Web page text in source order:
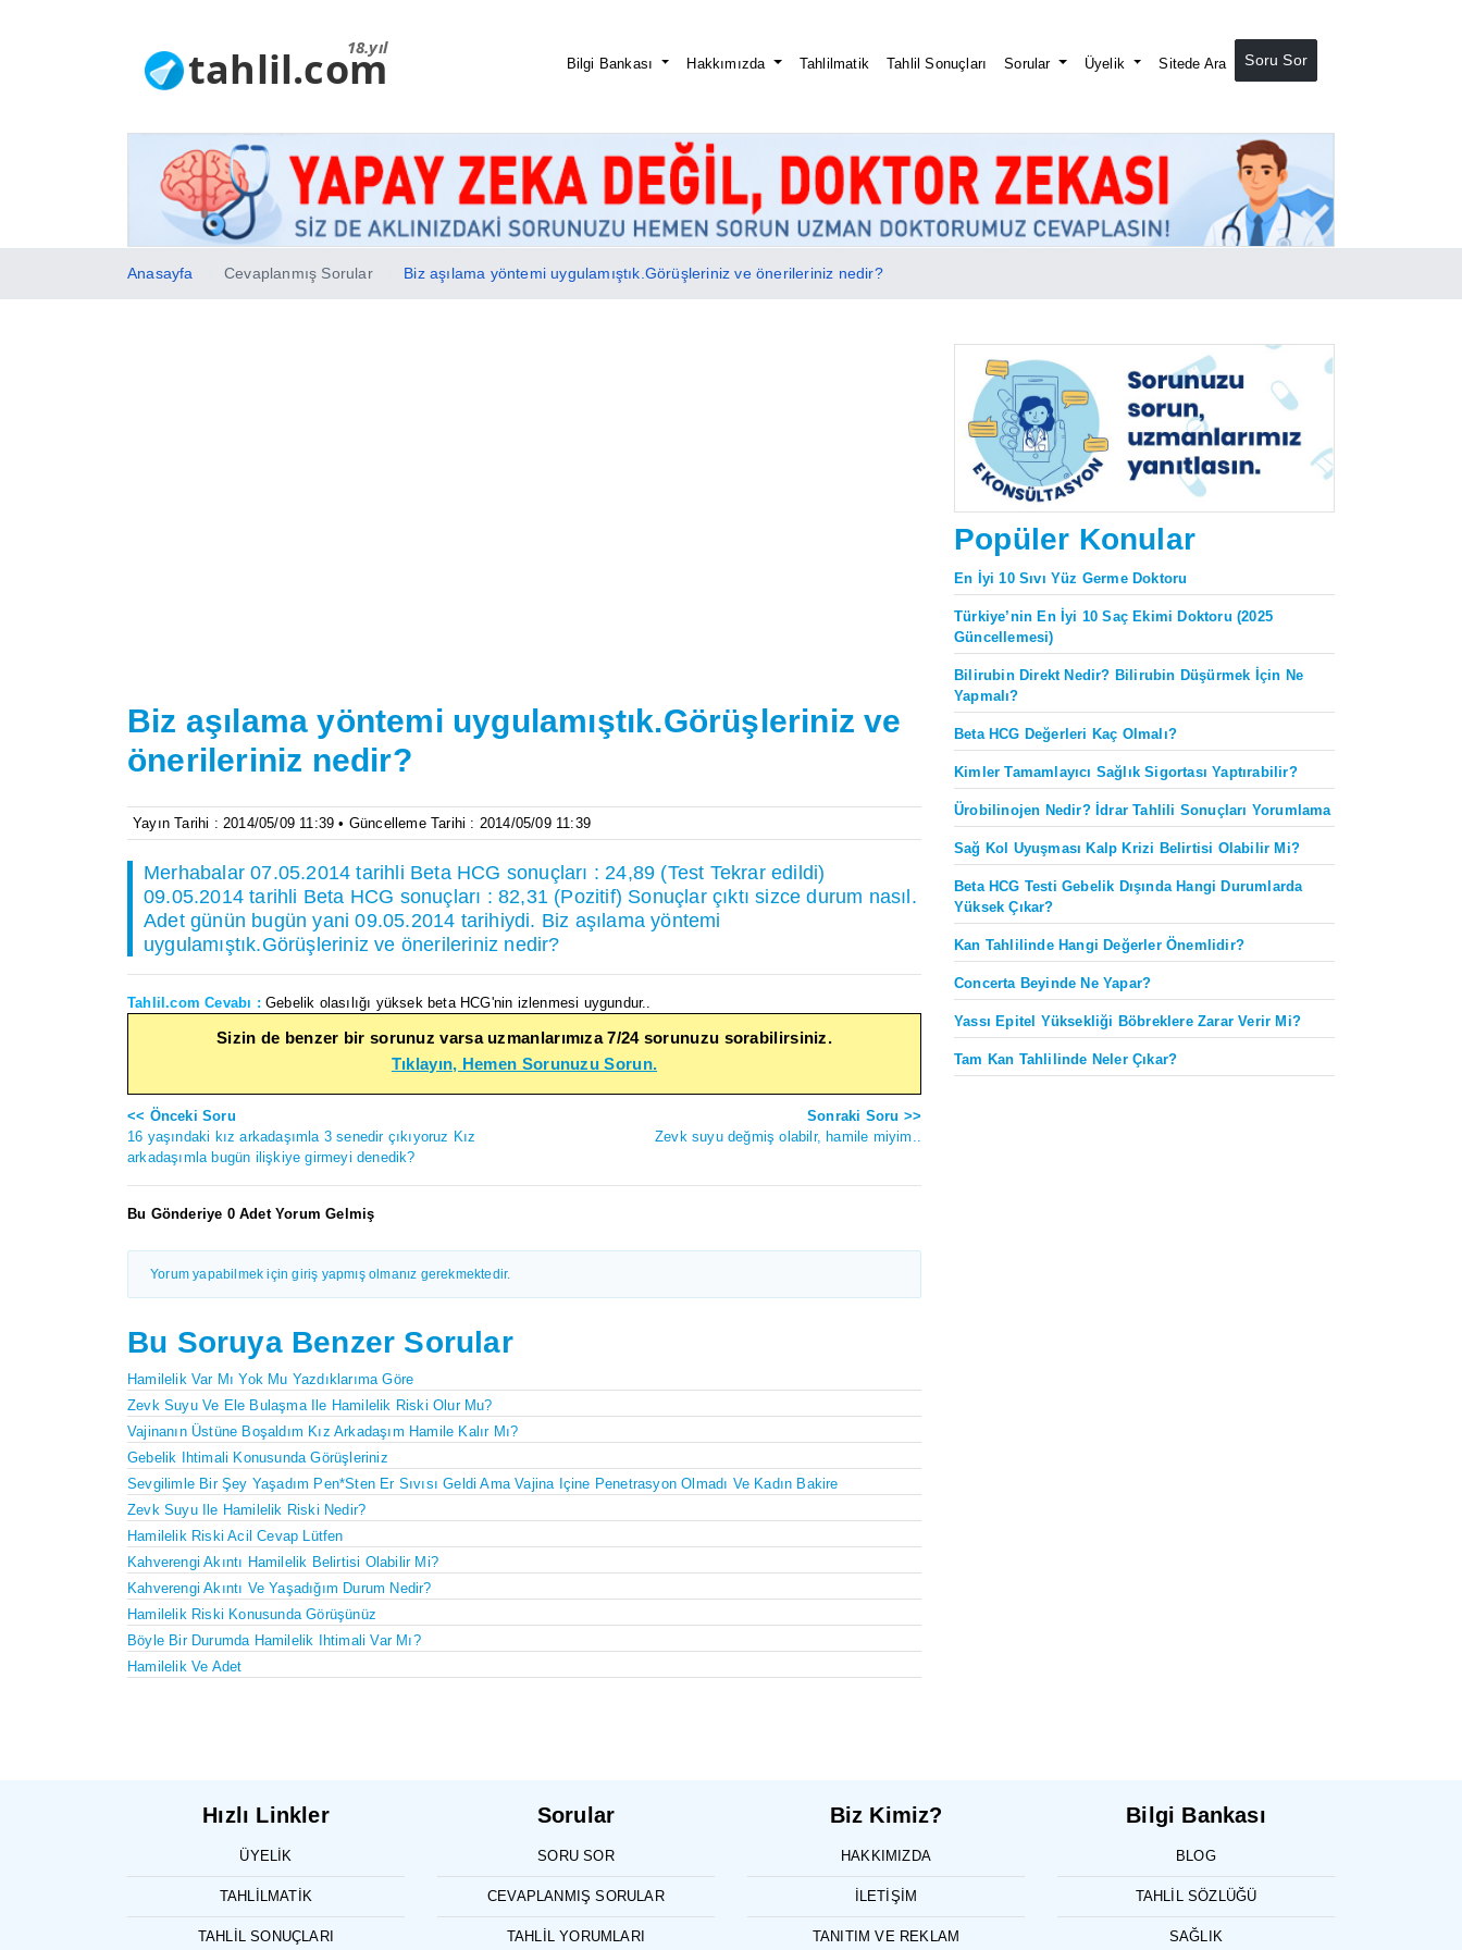
18.yıl
tahlil.com Bilgi Bankası Hakkımızda Tahlilmatik Tahlil Sonuçları Sorular Üyelik Sitede Ara Soru Sor
Anasayfa Cevaplanmış Sorular Biz aşılama yöntemi uygulamıştık.Görüşleriniz ve önerileriniz nedir?
Biz aşılama yöntemi uygulamıştık.Görüşleriniz ve
önerileriniz nedir?
Yayın Tarihi : 2014/05/09 11:39 • Güncelleme Tarihi : 2014/05/09 11:39
Merhabalar 07.05.2014 tarihli Beta HCG sonuçları : 24,89 (Test Tekrar edildi)
09.05.2014 tarihli Beta HCG sonuçları : 82,31 (Pozitif) Sonuçlar çıktı sizce durum nasıl.
Adet günün bugün yani 09.05.2014 tarihiydi. Biz aşılama yöntemi
uygulamıştık.Görüşleriniz ve önerileriniz nedir?
Tahlil.com Cevabı : Gebelik olasılığı yüksek beta HCG'nin izlenmesi uygundur..
Sizin de benzer bir sorunuz varsa uzmanlarımıza 7/24 sorunuzu sorabilirsiniz.
Tıklayın, Hemen Sorunuzu Sorun.
<< Önceki Soru
16 yaşındaki kız arkadaşımla 3 senedir çıkıyoruz Kız
arkadaşımla bugün ilişkiye girmeyi denedik?
Sonraki Soru >>
Zevk suyu değmiş olabilr, hamile miyim..
Bu Gönderiye 0 Adet Yorum Gelmiş
Yorum yapabilmek için giriş yapmış olmanız gerekmektedir.
Bu Soruya Benzer Sorular
Hamilelik Var Mı Yok Mu Yazdıklarıma Göre
Zevk Suyu Ve Ele Bulaşma Ile Hamilelik Riski Olur Mu?
Vajinanın Üstüne Boşaldım Kız Arkadaşım Hamile Kalır Mı?
Gebelik Ihtimali Konusunda Görüşleriniz
Sevgilimle Bir Şey Yaşadım Pen*sten Er Sıvısı Geldi Ama Vajina Içine Penetrasyon Olmadı Ve Kadın Bakire
Zevk Suyu Ile Hamilelik Riski Nedir?
Hamilelik Riski Acil Cevap Lütfen
Kahverengi Akıntı Hamilelik Belirtisi Olabilir Mi?
Kahverengi Akıntı Ve Yaşadığım Durum Nedir?
Hamilelik Riski Konusunda Görüşünüz
Böyle Bir Durumda Hamilelik Ihtimali Var Mı?
Hamilelik Ve Adet
Popüler Konular
En İyi 10 Sıvı Yüz Germe Doktoru
Türkiye’nin En İyi 10 Saç Ekimi Doktoru (2025
Güncellemesi)
Bilirubin Direkt Nedir? Bilirubin Düşürmek İçin Ne
Yapmalı?
Beta HCG Değerleri Kaç Olmalı?
Kimler Tamamlayıcı Sağlık Sigortası Yaptırabilir?
Ürobilinojen Nedir? İdrar Tahlili Sonuçları Yorumlama
Sağ Kol Uyuşması Kalp Krizi Belirtisi Olabilir Mi?
Beta HCG Testi Gebelik Dışında Hangi Durumlarda
Yüksek Çıkar?
Kan Tahlilinde Hangi Değerler Önemlidir?
Concerta Beyinde Ne Yapar?
Yassı Epitel Yüksekliği Böbreklere Zarar Verir Mi?
Tam Kan Tahlilinde Neler Çıkar?
Hızlı Linkler
ÜYELIK
TAHLILMATIK
TAHLIL SONUÇLARI
Sorular
SORU SOR
CEVAPLANMIŞ SORULAR
TAHLIL YORUMLARI
Biz Kimiz?
HAKKIMIZDA
İLETIŞIM
TANITIM VE REKLAM
Bilgi Bankası
BLOG
TAHLIL SÖZLÜĞÜ
SAĞLIK